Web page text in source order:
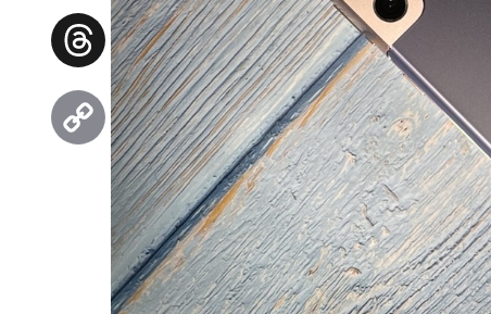
Facebook
Threads
Copy
Link